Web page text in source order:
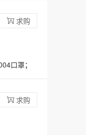
口罩；
求购
求购